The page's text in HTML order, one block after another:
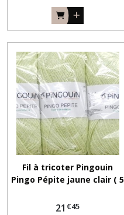
Fil à tricoter Pingouin
Pingo Pépite jaune clair ( 5
21 €45